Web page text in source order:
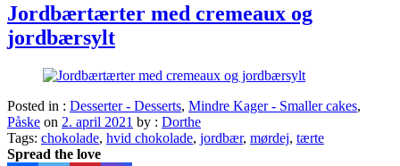
Jordbærtærter med cremeaux og
jordbærsylt
Posted in : Desserter - Desserts, Mindre Kager - Smaller cakes,
Påske on 2. april 2021 by : Dorthe
Tags: chokolade, hvid chokolade, jordbær, mørdej, tærte
Spread the love